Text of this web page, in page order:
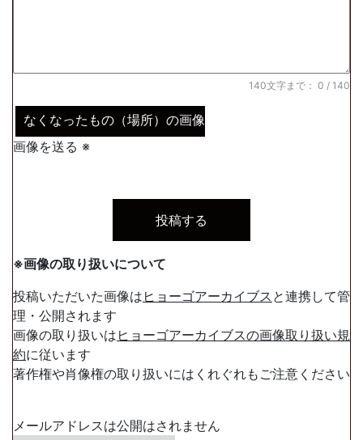
140文字まで： 0 / 140
なくなったもの（場所）の画像
画像を送る ※
※画像の取り扱いについて
投稿いただいた画像は ヒョーゴアーカイブス と連携して管
理・公開されます
画像の取り扱いは ヒョーゴアーカイブスの画像取り扱い規
約に従います
著作権や肖像権の取り扱いにはくれぐれもご注意ください
メールアドレスは公開はされません